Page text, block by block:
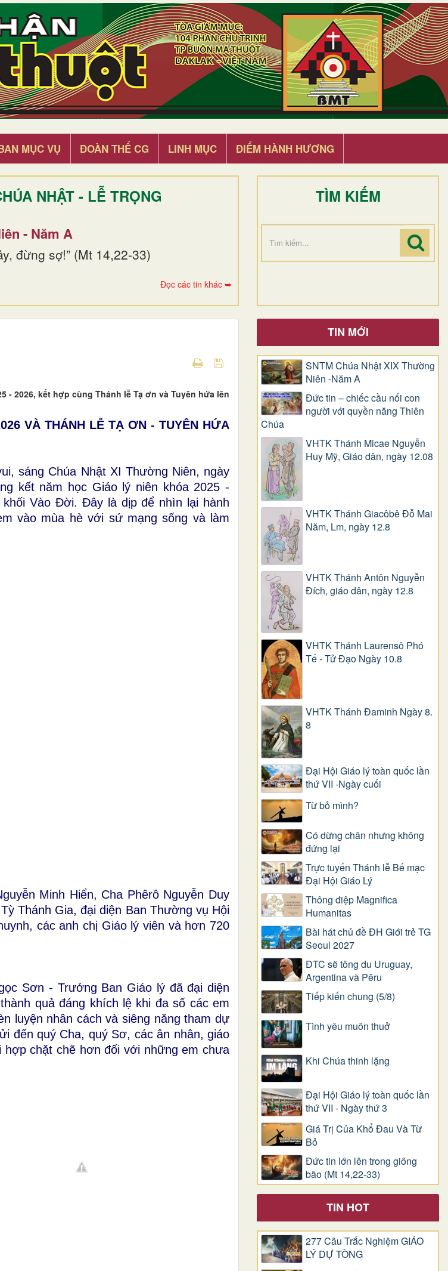
MỤC VỤ ĐOÀN THỂ CG LINH MỤC ĐIỂM HÀNH HƯƠNG
NHẬT - LỄ TRỌNG
- Năm A
đừng sợ!” (Mt 14,22-33)
Đọc các tin khác ➥
TÌM KIẾM
- 2026, kết hợp cùng Thánh lễ Tạ ơn và Tuyên hứa lên
VÀ THÁNH LỄ TẠ ƠN - TUYÊN HỨA
sáng Chúa Nhật XI Thường Niên, ngày
kết năm học Giáo lý niên khóa 2025 -
Vào Đời. Đây là dịp để nhìn lại hành
vào mùa hè với sứ mạng sống và làm
Minh Hiển, Cha Phêrô Nguyễn Duy
Thánh Gia, đại diện Ban Thường vụ Hội
các anh chị Giáo lý viên và hơn 720
Sơn - Trưởng Ban Giáo lý đã đại diện
quả đáng khích lệ khi đa số các em
luyện nhân cách và siêng năng tham dự
đến quý Cha, quý Sơ, các ân nhân, giáo
hợp chặt chẽ hơn đối với những em chưa
TIN MỚI
SNTM Chúa Nhật XIX Thường
Niên -Năm A
Đức tin – chiếc cầu nối con
người với quyền năng Thiên
Chúa
VHTK Thánh Micae Nguyễn
Huy Mỹ, Giáo dân, ngày 12.08
VHTK Thánh Giacôbê Ðỗ Mai
Năm, Lm, ngày 12.8
VHTK Thánh Antôn Nguyễn
Ðích, giáo dân, ngày 12.8
VHTK Thánh Laurensô Phó
Tế - Tử Đạo Ngày 10.8
VHTK Thánh Đaminh Ngày 8.
8
Đại Hội Giáo lý toàn quốc lần
thứ VII -Ngày cuối
Từ bỏ mình?
Có dừng chân nhưng không
đứng lại
Trực tuyến Thánh lễ Bế mạc
Đại Hội Giáo Lý
Thông điệp Magnifica
Humanitas
Bài hát chủ đề ĐH Giới trẻ TG
Seoul 2027
ĐTC sẽ tông du Uruguay,
Argentina và Pêru
Tiếp kiến chung (5/8)
Tình yêu muôn thuở
Khi Chúa thinh lặng
Đại Hội Giáo lý toàn quốc lần
thứ VII - Ngày thứ 3
Giá Trị Của Khổ Ðau Và Từ
Bỏ
Đức tin lớn lên trong giông
bão (Mt 14,22-33)
TIN HOT
277 Câu Trắc Nghiệm GIÁO
LÝ DỰ TÒNG